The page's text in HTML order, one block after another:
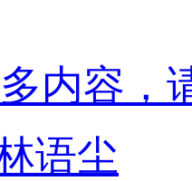
内容，
语尘